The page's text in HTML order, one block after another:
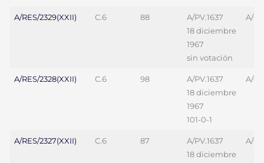
A/RES/2329(XXII) C.6 88
A/PV.1637
18 diciembre
1967
sin votación
A/
A/RES/2328(XXII) C.6 98
A/PV.1637
18 diciembre
1967
101-0-1
A/
A/RES/2327(XXII) C.6 87
A/PV.1637
18 diciembre
A/